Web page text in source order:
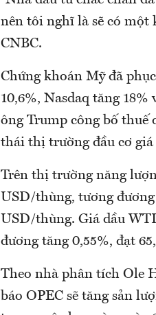
nên tôi nghĩ là sẽ có
CNBC.
Chứng khoán Mỹ đã
10,6%, Nasdaq tăng
ông Trump công bố thuế
thái thị trường đầu cơ
Trên thị trường năng
USD/thùng, tương
USD/thùng. Giá dầu
đương tăng 0,55%, đạt
Theo nhà phân tích Ole
báo OPEC sẽ tăng sản